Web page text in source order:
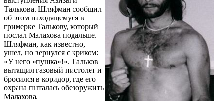
Талькова. Шляфман сообщил
об этом находящемуся в
гримерке Талькову, который
послал Малахова подальше.
Шляфман, как известно,
ушел, но вернулся с криком:
«У него «пушка»!». Тальков
вытащил газовый пистолет и
бросился в коридор, где его
охрана пыталась обезоружить
Малахова.